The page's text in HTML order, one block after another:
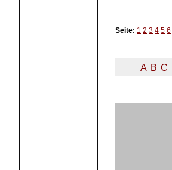
Seite: 1 2 3 4 5 6
A B C